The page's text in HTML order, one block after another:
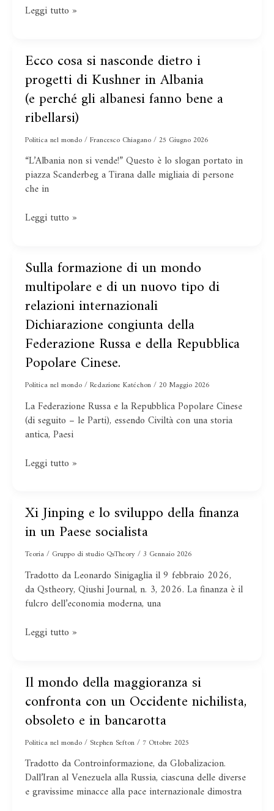
artificiale
Leggi tutto »
Ecco cosa si nasconde dietro i
progetti di Kushner in Albania
(e perché gli albanesi fanno bene a
ribellarsi)
Politica nel mondo/Francesco Chiagano/25 Giugno 2026
“L’Albania non si vende!” Questo è lo slogan portato in
piazza Scanderbeg a Tirana dalle migliaia di persone
che in
Ecco
si
nasconde
dietro
progetti
di
Kushner
in
(e
perché
gli
albanesi
fanno
bene
a
ribellarsi)
Leggi tutto »
Sulla formazione di un mondo
multipolare e di un nuovo tipo di
relazioni internazionali
Dichiarazione congiunta della
Federazione Russa e della Repubblica
Popolare Cinese.
Politica nel mondo/Redazione Katéchon/20 Maggio 2026
La Federazione Russa e la Repubblica Popolare Cinese
(di seguito – le Parti), essendo Civiltà con una storia
antica, Paesi
Sulla
formazione
di
un
mondo
multipolare
e
di
un
nuovo
tipo
di
relazioni
Dichiarazione
congiunta
della
Federazione
Russa
e
della
Repubblica
Popolare
Cinese.
Leggi tutto »
Xi Jinping e lo sviluppo della finanza
in un Paese socialista
Teoria/ Gruppo di studio QsTheory/3 Gennaio 2026
Tradotto da Leonardo Sinigaglia il 9 febbraio 2026,
da Qstheory, Qiushi Journal, n. 3, 2026. La finanza è il
fulcro dell’economia moderna, una
Xi
Jinping
e
lo
sviluppo
della
finanza
in
Paese
Leggi tutto »
Il mondo della maggioranza si
confronta con un Occidente nichilista,
obsoleto e in bancarotta
Politica nel mondo/ Stephen Sefton/ 7 Ottobre 2025
Tradotto da Controinformazione, da Globalizacion.
Dall’Iran al Venezuela alla Russia, ciascuna delle diverse
e gravissime minacce alla pace internazionale dimostra
Il
mondo
della
maggioranza
si
confronta
con
un
Occidente